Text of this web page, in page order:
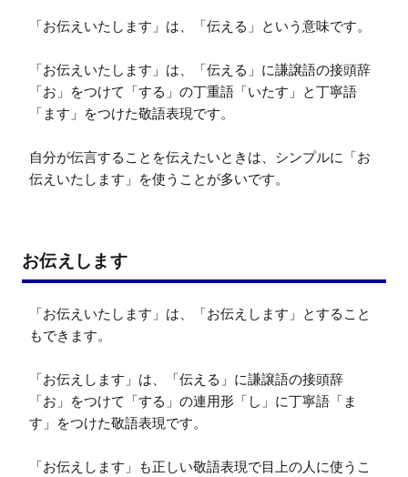
「お伝えいたします」は、「伝える」という意味です。
「お伝えいたします」は、「伝える」に謙譲語の接頭辞
「お」をつけて「する」の丁重語「いたす」と丁寧語
「ます」をつけた敬語表現です。
自分が伝言することを伝えたいときは、シンプルに「お
伝えいたします」を使うことが多いです。
お伝えします
「お伝えいたします」は、「お伝えします」とすること
もできます。
「お伝えします」は、「伝える」に謙譲語の接頭辞
「お」をつけて「する」の連用形「し」に丁寧語「ま
す」をつけた敬語表現です。
「お伝えします」も正しい敬語表現で目上の人に使うこ